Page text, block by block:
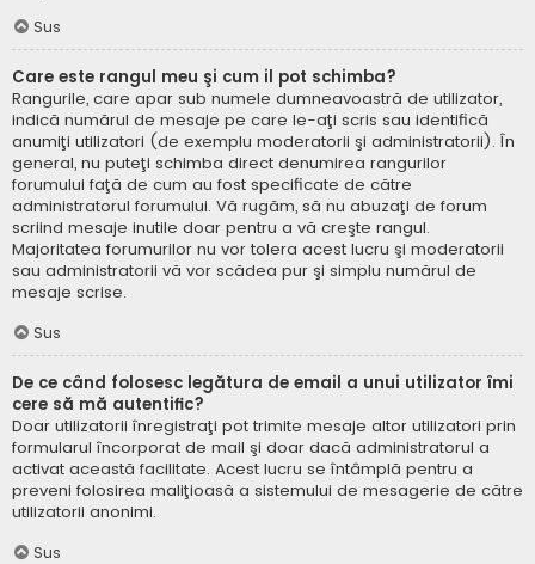
Sus
Care este rangul meu şi cum il pot schimba?
Rangurile, care apar sub numele dumneavoastră de utilizator,
indică numărul de mesaje pe care le-aţi scris sau identifică
anumiţi utilizatori (de exemplu moderatorii şi administratorii). În
general, nu puteţi schimba direct denumirea rangurilor
forumului faţă de cum au fost specificate de către
administratorul forumului. Vă rugăm, să nu abuzaţi de forum
scriind mesaje inutile doar pentru a vă creşte rangul.
Majoritatea forumurilor nu vor tolera acest lucru şi moderatorii
sau administratorii vă vor scădea pur şi simplu numărul de
mesaje scrise.
Sus
De ce când folosesc legătura de email a unui utilizator îmi
cere să mă autentific?
Doar utilizatorii înregistraţi pot trimite mesaje altor utilizatori prin
formularul încorporat de mail şi doar dacă administratorul a
activat această facilitate. Acest lucru se întâmplă pentru a
preveni folosirea maliţioasă a sistemului de mesagerie de către
utilizatorii anonimi.
Sus